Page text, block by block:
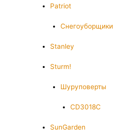
Patriot
Снегоуборщики
Stanley
Sturm!
Шуруповерты
CD3018C
SunGarden